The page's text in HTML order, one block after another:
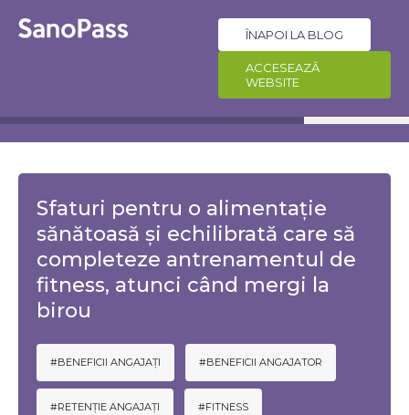
ÎNAPOI LA BLOG
ACCESEAZĂ
WEBSITE
Sfaturi pentru o alimentație
sănătoasă și echilibrată care să
completeze antrenamentul de
fitness, atunci când mergi la
birou
#BENEFICII ANGAJAȚI #BENEFICII ANGAJATOR
#RETENȚIE ANGAJAȚI #FITNESS